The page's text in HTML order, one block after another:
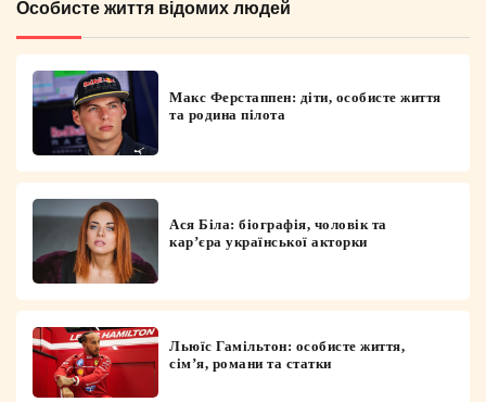
Особисте життя відомих людей
Макс Ферстаппен: діти, особисте життя
та родина пілота
Ася Біла: біографія, чоловік та
кар’єра української акторки
Льюїс Гамільтон: особисте життя,
сім’я, романи та статки